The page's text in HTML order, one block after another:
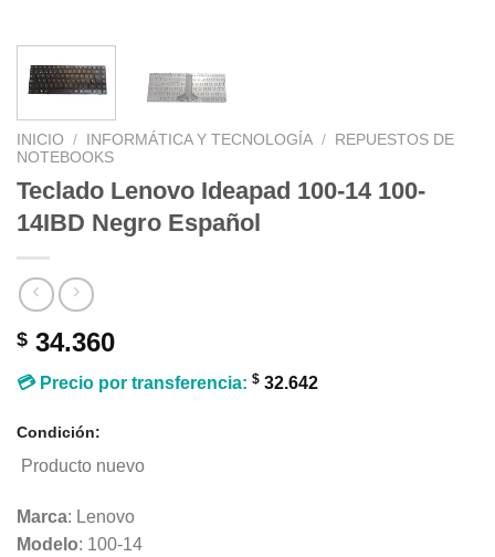
INICIO / INFORMÁTICA Y TECNOLOGÍA /
REPUESTOS DE
NOTEBOOKS
Teclado Lenovo Ideapad 100-14 100-
14IBD Negro Español
$ 34.360
💳 Precio por transferencia: $ 32.642
Condición:
Producto nuevo
Marca: Lenovo
Modelo: 100-14